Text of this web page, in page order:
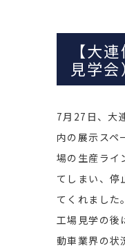
【大
見学
7月27日、大
内の展示スペ
場の生産ライ
てしまい、停
てくれまし
工場見学の後
動車業界の状